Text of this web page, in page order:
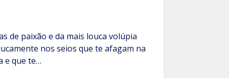
de paixão e da mais louca volúpia
nos seios que te afagam na
e que te…